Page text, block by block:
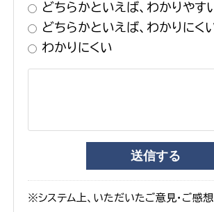
どちらかといえば、わかりやす
どちらかといえば、わかりにく
わかりにくい
※システム上、いただいたご意見・ご感